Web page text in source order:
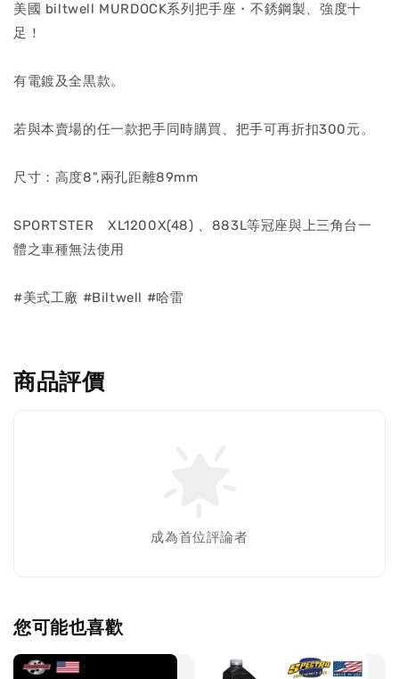
美國 biltwell MURDOCK系列把手座・不銹鋼製、強度十
足！
有電鍍及全黒款。
若與本賣場的任一款把手同時購買、把手可再折扣300元。
尺寸：高度8",兩孔距離89mm
SPORTSTER XL1200X(48) 、883L等冠座與上三角台一
體之車種無法使用
#美式工廠 #Biltwell #哈雷
商品評價
成為首位評論者
您可能也喜歡